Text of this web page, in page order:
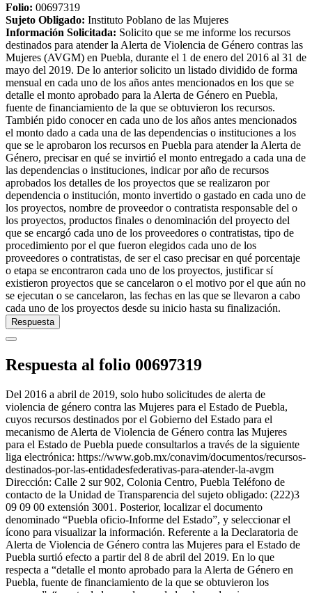
Folio: 00697319
Sujeto Obligado: Instituto Poblano de las Mujeres
Información Solicitada: Solicito que se me informe los recursos
destinados para atender la Alerta de Violencia de Género contras las
Mujeres (AVGM) en Puebla, durante el 1 de enero del 2016 al 31 de
mayo del 2019. De lo anterior solicito un listado dividido de forma
mensual en cada uno de los años antes mencionados en los que se
detalle el monto aprobado para la Alerta de Género en Puebla,
fuente de financiamiento de la que se obtuvieron los recursos.
También pido conocer en cada uno de los años antes mencionados
el monto dado a cada una de las dependencias o instituciones a los
que se le aprobaron los recursos en Puebla para atender la Alerta de
Género, precisar en qué se invirtió el monto entregado a cada una de
las dependencias o instituciones, indicar por año de recursos
aprobados los detalles de los proyectos que se realizaron por
dependencia o institución, monto invertido o gastado en cada uno de
los proyectos, nombre de proveedor o contratista responsable del o
los proyectos, productos finales o denominación del proyecto del
que se encargó cada uno de los proveedores o contratistas, tipo de
procedimiento por el que fueron elegidos cada uno de los
proveedores o contratistas, de ser el caso precisar en qué porcentaje
o etapa se encontraron cada uno de los proyectos, justificar sí
existieron proyectos que se cancelaron o el motivo por el que aún no
se ejecutan o se cancelaron, las fechas en las que se llevaron a cabo
cada uno de los proyectos desde su inicio hasta su finalización.
Respuesta
Respuesta al folio 00697319
Del 2016 a abril de 2019, solo hubo solicitudes de alerta de
violencia de género contra las Mujeres para el Estado de Puebla,
cuyos recursos destinados por el Gobierno del Estado para el
mecanismo de Alerta de Violencia de Género contra las Mujeres
para el Estado de Puebla puede consultarlos a través de la siguiente
liga electrónica: https://www.gob.mx/conavim/documentos/recursos-
destinados-por-las-entidadesfederativas-para-atender-la-avgm
Dirección: Calle 2 sur 902, Colonia Centro, Puebla Teléfono de
contacto de la Unidad de Transparencia del sujeto obligado: (222)3
09 09 00 extensión 3001. Posterior, localizar el documento
denominado “Puebla oficio-Informe del Estado”, y seleccionar el
ícono para visualizar la información. Referente a la Declaratoria de
Alerta de Violencia de Género contra las Mujeres para el Estado de
Puebla surtió efecto a partir del 8 de abril del 2019. En lo que
respecta a “detalle el monto aprobado para la Alerta de Género en
Puebla, fuente de financiamiento de la que se obtuvieron los